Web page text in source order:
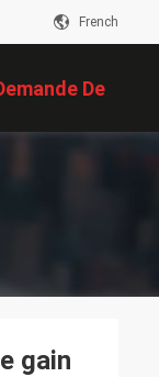
French
De
Soumission
gain